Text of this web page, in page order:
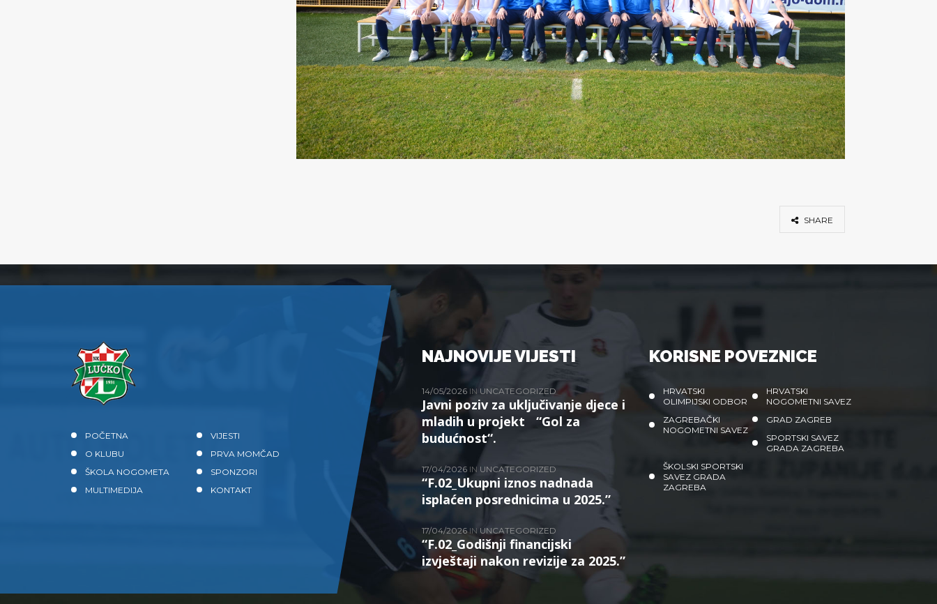
SHARE
POČETNA
VIJESTI
O KLUBU
PRVA MOMČAD
ŠKOLA NOGOMETA
SPONZORI
MULTIMEDIJA
KONTAKT
NAJNOVIJE VIJESTI
14/05/2026 IN UNCATEGORIZED
Javni poziv za uključivanje djece i
mladih u projekt “Gol za
budućnost“.
17/04/2026 IN UNCATEGORIZED
“F.02_Ukupni iznos nadnada
isplaćen posrednicima u 2025.”
17/04/2026IN UNCATEGORIZED
“F.02_Godišnji financijski
izvještaji nakon revizije za 2025.”
KORISNE POVEZNICE
HRVATSKI
OLIMPIJSKI ODBOR
HRVATSKI
NOGOMETNI SAVEZ
ZAGREBAČKI
NOGOMETNI SAVEZ
GRAD ZAGREB
SPORTSKI SAVEZ
GRADA ZAGREBA
ŠKOLSKI SPORTSKI
SAVEZ GRADA
ZAGREBA